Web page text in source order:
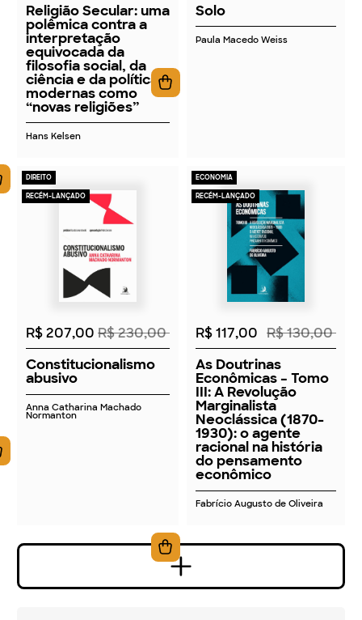
Religião Secular: uma
polêmica contra a
interpretação
equivocada da
filosofia social, da
ciência e da política
modernas como
“novas religiões”
Hans Kelsen
Solo
Paula Macedo Weiss
DIREITO
RECÉM-LANÇADO
2026
R$ 207,00 R$ 230,00
Constitucionalismo
abusivo
Anna Catharina Machado
Normanton
ECONOMIA
RECÉM-LANÇADO
2026
R$ 117,00 R$ 130,00
As Doutrinas
Econômicas – Tomo
III: A Revolução
Marginalista
Neoclássica (1870-
1930): o agente
racional na história
do pensamento
econômico
Fabrício Augusto de Oliveira